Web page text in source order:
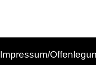
Impressum/